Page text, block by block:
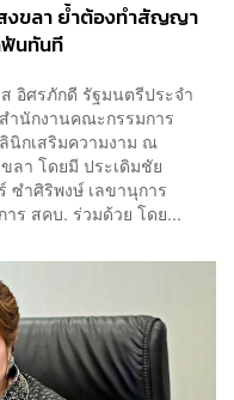
งขลา ย้ำต้องทำสัญญา
ฟันทันที
อิศรภักดี รัฐมนตรีประจำ
ำนักงานคณะกรรมการ
นิกเสริมความงาม ณ
ลา โดยมี ประเดิมชัย
ซำศิริพงษ์ เลขานุการ
ร สคบ. ร่วมด้วย โดย...